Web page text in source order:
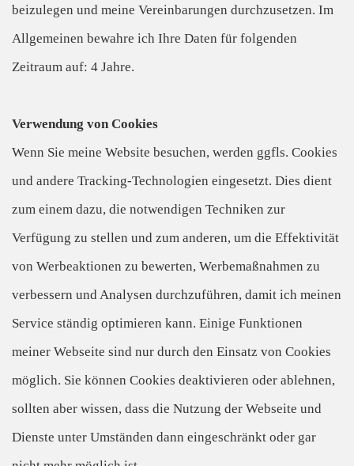
beizulegen und meine Vereinbarungen durchzusetzen. Im
Allgemeinen bewahre ich Ihre Daten für folgenden
Zeitraum auf: 4 Jahre.
Verwendung von Cookies
Wenn Sie meine Website besuchen, werden ggfls. Cookies
und andere Tracking-Technologien eingesetzt. Dies dient
zum einem dazu, die notwendigen Techniken zur
Verfügung zu stellen und zum anderen, um die Effektivität
von Werbeaktionen zu bewerten, Werbemaßnahmen zu
verbessern und Analysen durchzuführen, damit ich meinen
Service ständig optimieren kann. Einige Funktionen
meiner Webseite sind nur durch den Einsatz von Cookies
möglich. Sie können Cookies deaktivieren oder ablehnen,
sollten aber wissen, dass die Nutzung der Webseite und
Dienste unter Umständen dann eingeschränkt oder gar